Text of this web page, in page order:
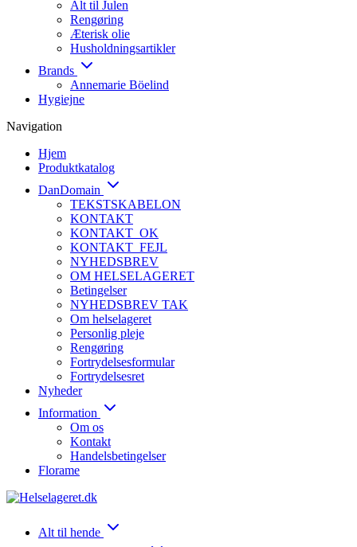
Alt til Julen
Rengøring
Æterisk olie
Husholdningsartikler
Brands
Annemarie Böelind
Hygiejne
Navigation
Hjem
Produktkatalog
DanDomain
TEKSTSKABELON
KONTAKT
KONTAKT_OK
KONTAKT_FEJL
NYHEDSBREV
OM HELSELAGERET
Betingelser
NYHEDSBREV TAK
Om helselageret
Personlig pleje
Rengøring
Fortrydelsesformular
Fortrydelsesret
Nyheder
Information
Om os
Kontakt
Handelsbetingelser
Florame
Alt til hende